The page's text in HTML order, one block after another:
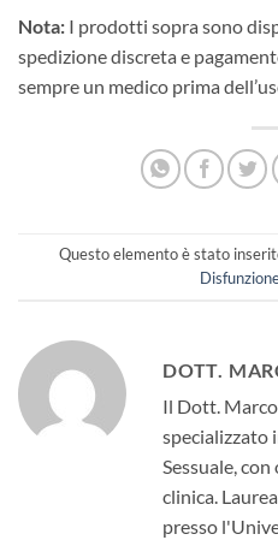
Nota: I prodotti sopra sono
spedizione discreta e
sempre un medico prima
Questo elemento è stato
DOTT.
Il Dott.
specializzato
Sessuale,
clinica.
presso